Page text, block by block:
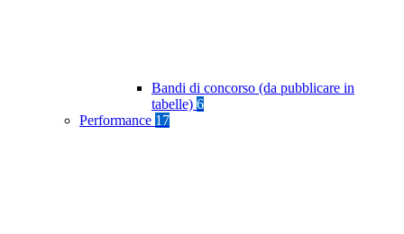
Bandi di concorso (da pubblicare in
tabelle) 6
Performance 17